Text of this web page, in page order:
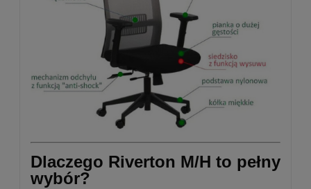
Dlaczego Riverton M/H to pełny
wybór?